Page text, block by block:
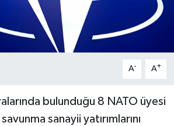
A- A+
bulunduğu 8 NATO üyesi
sanayii yatırımlarını